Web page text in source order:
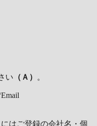
い （Ａ） 。
はご登録の会社名・個